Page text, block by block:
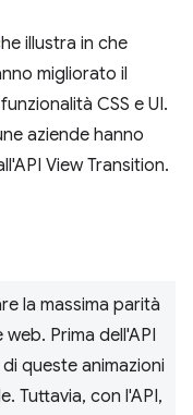
illustra in che
migliorato il
CSS e UI.
aziende hanno
View Transition.
la massima parità
Prima dell'API
queste animazioni
Tuttavia, con l'API,